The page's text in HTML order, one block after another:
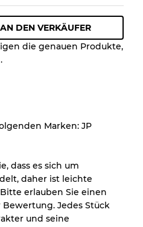
eine Qualitätsstufe,
Kauf nachvollziehen
von bis zu
Abnutzung
DEN VERKÄUFER
die genauen Produkte,
Marken: JP
dass es sich um
daher ist leichte
erlauben Sie einen
Jedes Stück
und seine